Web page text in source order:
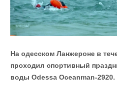
На одесском Ланжероне в
проходил спортивный
воды Odessa Oceanman-2920.